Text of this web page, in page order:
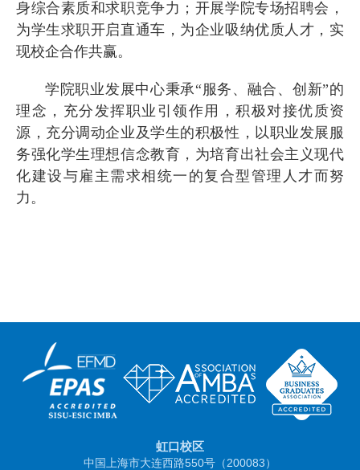
身综合素质和求职竞争力；开展学院专场招聘会，
为学生求职开启直通车，为企业吸纳优质人才，实
现校企合作共赢。
学院职业发展中心秉承“服务、融合、创新”的
理念，充分发挥职业引领作用，积极对接优质资
源，充分调动企业及学生的积极性，以职业发展服
务强化学生理想信念教育，为培育出社会主义现代
化建设与雇主需求相统一的复合型管理人才而努
力。
虹口校区
中国上海市大连西路550号（200083）